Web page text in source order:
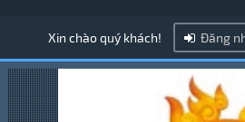
Xin chào quý khách! Đăng